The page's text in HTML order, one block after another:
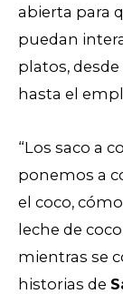
abierta para
puedan
platos,
hasta el
“Los saco a
ponemos a
el coco,
leche de
mientras se
historias de